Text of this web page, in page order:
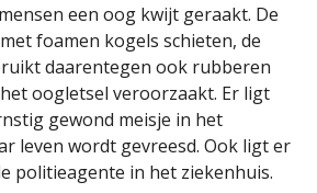
een oog kwijt geraakt. De
foamen kogels schieten, de
daarentegen ook rubberen
oogletsel veroorzaakt. Er ligt
gewond meisje in het
leven wordt gevreesd. Ook ligt er
politieagente in het ziekenhuis.